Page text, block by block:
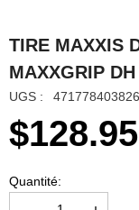
TIRE MAXXIS
MAXXGRIP
UGS :
$128.95
Quantité: